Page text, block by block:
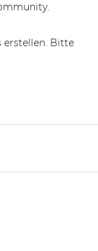
erstellen. Bitte